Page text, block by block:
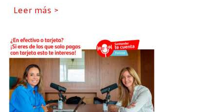
Leer más >